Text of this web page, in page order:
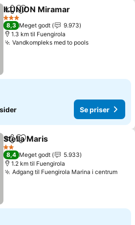
Del Føj til favoritter
ILUNION Miramar
3 Stjerner
8,3 Meget godt
9.973
1.3 km til Fuengirola
Vandkompleks med to pools
Se priser
Del Føj til favoritter
Stella Maris
2 Stjerner
8,4 Meget godt
5.933
1.2 km til Fuengirola
Adgang til Fuengirola Marina i centrum